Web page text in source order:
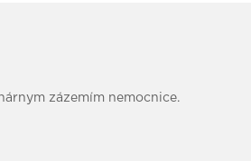
zázemím nemocnice.